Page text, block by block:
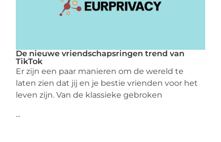
De nieuwe vriendschapsringen trend van
TikTok
Er zijn een paar manieren om de wereld te
laten zien dat jij en je bestie vrienden voor het
leven zijn. Van de klassieke gebroken
...